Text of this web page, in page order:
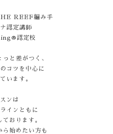
REEF編み手
認定講師
認定校
と差がつく、
コツを中心に
います。
ンは
インともに
ております。
ら始めたい方も